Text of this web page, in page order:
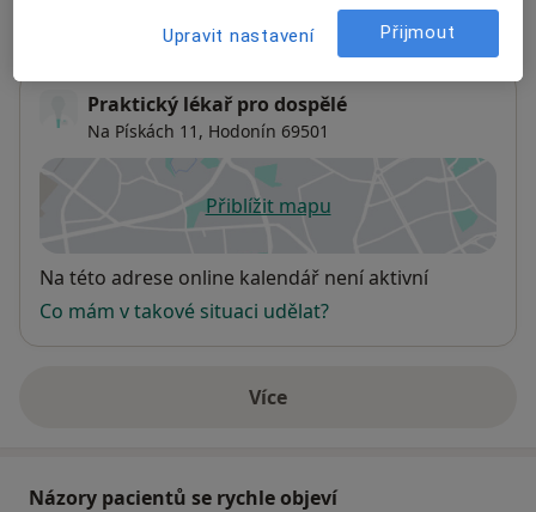
Praktický lékař pro dospělé
Na Pískách 11, Hodonín 69501
Přiblížit mapuse otevře v nové záložce
Dostupnost
Na této adrese online kalendář není aktivní
Co mám v takové situaci udělat?
Víceo adrese
Názory pacientů se rychle objeví
Upravit nastavení Přijmout